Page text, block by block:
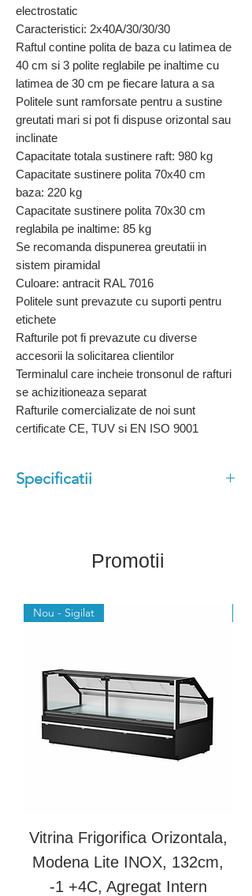
electrostatic
Caracteristici: 2x40A/30/30/30
Raftul contine polita de baza cu latimea de
40 cm si 3 polite reglabile pe inaltime cu
latimea de 30 cm pe fiecare latura a sa
Politele sunt ramforsate pentru a sustine
greutati mari si pot fi dispuse orizontal sau
inclinate
Capacitate totala sustinere raft: 980 kg
Capacitate sustinere polita 70x40 cm
baza: 220 kg
Capacitate sustinere polita 70x30 cm
reglabila pe inaltime: 85 kg
Se recomanda dispunerea greutatii in
sistem piramidal
Culoare: antracit RAL 7016
Politele sunt prevazute cu suporti pentru
etichete
Rafturile pot fi prevazute cu diverse
accesorii la solicitarea clientilor
Terminalul care incheie tronsonul de rafturi
se achizitioneaza separat
Rafturile comercializate de noi sunt
certificate CE, TUV si EN ISO 9001
Specificatii
Promotii
Nou - Sigilat
Vitrina Frigorifica Orizontala,
Modena Lite INOX, 132cm,
-1 +4C, Agregat Intern